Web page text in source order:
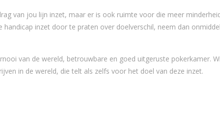
van jou lijn inzet, maar er is ook ruimte voor die meer
inzet door te praten over doelverschil, neem dan
van de wereld, betrouwbare en goed uitgeruste pokerkamer.
in de wereld, die telt als zelfs voor het doel van deze inzet.